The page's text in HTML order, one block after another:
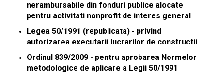
nerambursabile din fonduri publice alocate
pentru activitati nonprofit de interes general
Legea 50/1991 (republicata) - privind
autorizarea executarii lucrarilor de constructii
Ordinul 839/2009 - pentru aprobarea Normelor
metodologice de aplicare a Legii 50/1991